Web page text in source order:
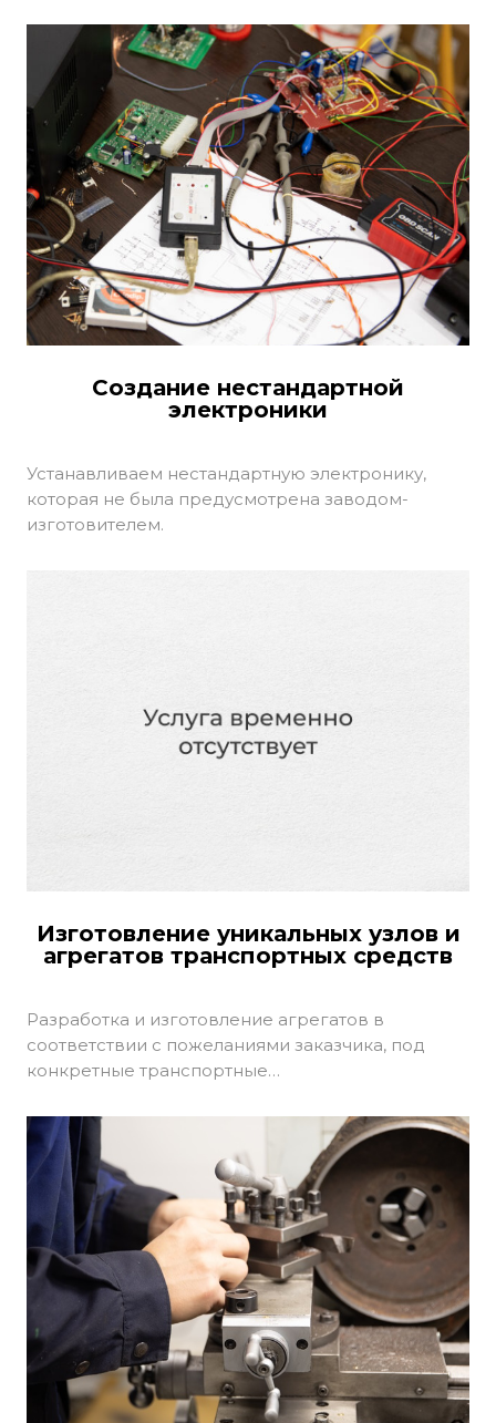
Создание нестандартной
электроники
Устанавливаем нестандартную электронику,
которая не была предусмотрена заводом-
изготовителем.
Изготовление уникальных узлов и
агрегатов транспортных средств
Разработка и изготовление агрегатов в
соответствии с пожеланиями заказчика, под
конкретные транспортные…